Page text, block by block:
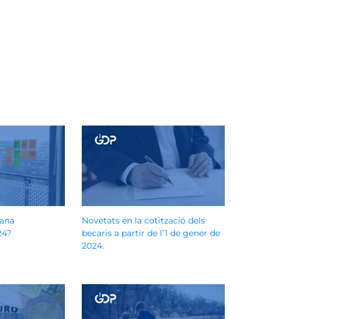
Novetats en la cotització dels
becaris a partir de l’1 de gener de
2024.